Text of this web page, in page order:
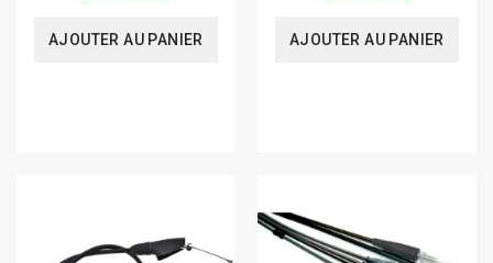
AJOUTER AU PANIER AJOUTER AU PANIER